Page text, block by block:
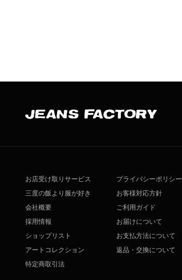
お店受け取りサービス
三度の飯より服が好き
会社概要
採用情報
ショップリスト
アートコレクション
特定商取引法
プライバシーポリシー
お客様対応方針
ご利用ガイド
お届けについて
お支払方法について
返品・交換について